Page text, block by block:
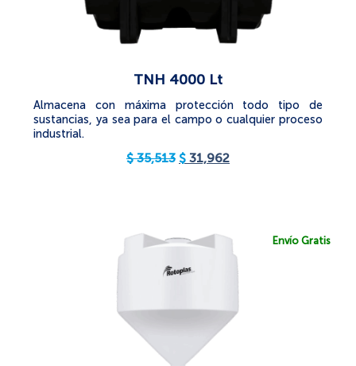
TNH 4000 Lt
Almacena con máxima protección todo tipo de
sustancias, ya sea para el campo o cualquier proceso
industrial.
$35,513 $ 31,962
Envío Gratis